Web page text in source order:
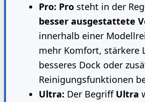
Pro: Pro steht in der
besser ausgestattete
innerhalb einer
mehr Komfort, stärkere
besseres Dock oder
Reinigungsfunktionen
Ultra: Der Begriff Ultra